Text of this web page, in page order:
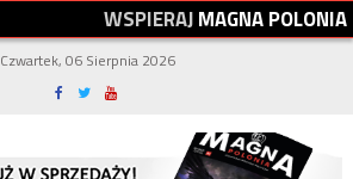
WSPIERAJMAGNAPOLONIA
Czwartek, 06 Sierpnia 2026